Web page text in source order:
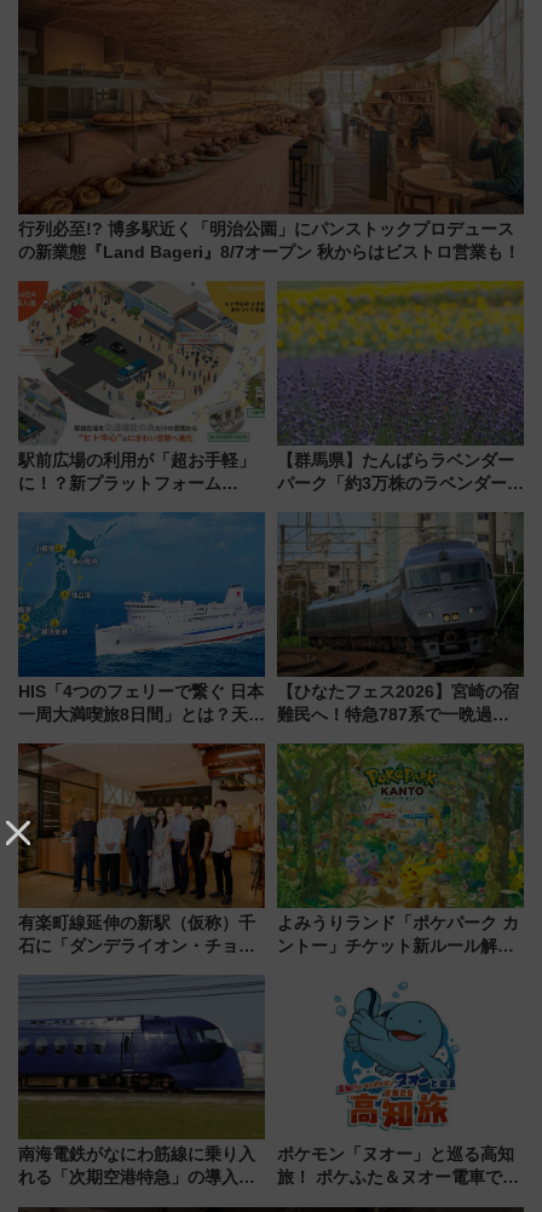
行列必至!? 博多駅近く「明治公園」にパンストックプロデュース
の新業態『Land Bageri』8/7オープン 秋からはビストロ営業も！
駅前広場の利用が「超お手軽」
に！？新プラットフォーム
マホで簡単申請 物販や演奏会な
どに【JR東日本】
【群馬県】たんばらラベンダー
パーク「約3万株のラベンダー」
で都心から約1時間半で夏の絶景
を！
HIS「4つのフェリーで繋ぐ 日本
一周大満喫旅8日間」とは？天橋
の絶景＆限定グルメを網羅！煩
雑な手続きも不要でお手軽に楽
しめるプランが登場
【ひなたフェス2026】宮崎の宿
難民へ！特急787系で一晩過ご
ローおひさま」が救世主に？
有楽町線延伸の新駅（仮称）千
石に「ダンデライオン・チョコ
1億円出資で挑む新時代のまちづ
くりとは？
よみうりランド「ポケパーク カ
ントー」チケット新ルール解
本人確認が11月スタート
南海電鉄がなにわ筋線に乗り入
れる「次期空港特急」の導入を
ポケモン「ヌオー」と巡る高知
旅！ ポケふた＆ヌオー電車で楽